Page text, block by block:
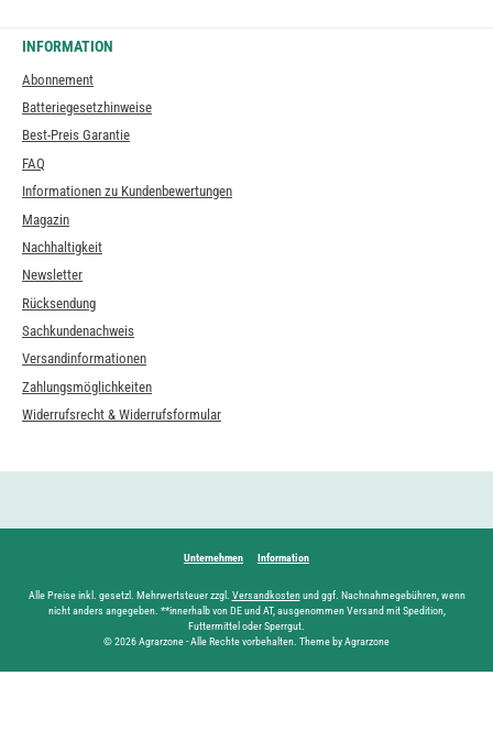
INFORMATION
Abonnement
Batteriegesetzhinweise
Best-Preis Garantie
FAQ
Informationen zu Kundenbewertungen
Magazin
Nachhaltigkeit
Newsletter
Rücksendung
Sachkundenachweis
Versandinformationen
Zahlungsmöglichkeiten
Widerrufsrecht & Widerrufsformular
Unternehmen Information
Alle Preise inkl. gesetzl. Mehrwertsteuer zzgl. Versandkostenund ggf. Nachnahmegebühren, wenn
nicht anders angegeben. **innerhalb von DE und AT, ausgenommen Versand mit Spedition,
Futtermittel oder Sperrgut.
© 2026 Agrarzone - Alle Rechte vorbehalten. Theme by Agrarzone